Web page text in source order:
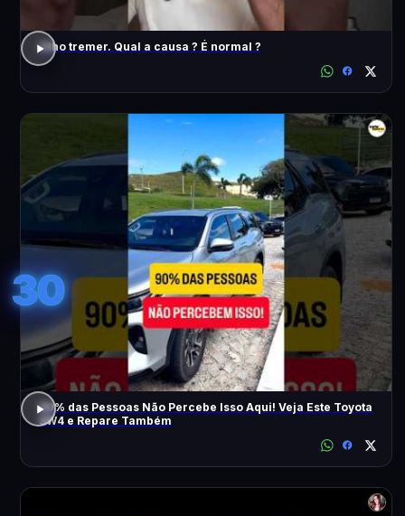
Olho tremer. Qual a causa ? É normal ?
30
90% das Pessoas Não Percebe Isso Aqui! Veja Este Toyota
SW4 e Repare Também